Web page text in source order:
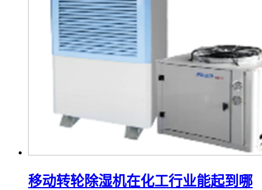
移动转轮除湿机在化工行业能起到哪